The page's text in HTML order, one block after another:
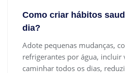
Como criar hábitos
dia?
Adote pequenas mudanças,
refrigerantes por água, incluir
caminhar todos os dias,